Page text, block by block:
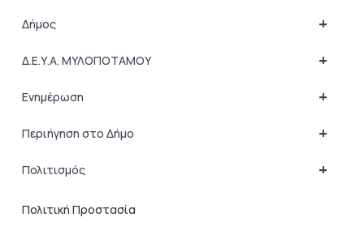
+
Δήμος
+
Δ.Ε.Υ.Α. ΜΥΛΟΠΟΤΑΜΟΥ
+
Ενημέρωση
+
Περιήγηση στο Δήμο
+
Πολιτισμός
Πολιτική Προστασία